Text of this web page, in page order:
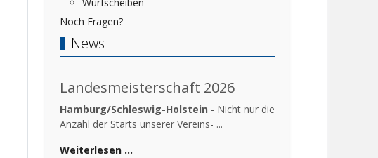
Noch Fragen?
News
Landesmeisterschaft 2026
Hamburg/Schleswig-Holstein - Nicht nur die
Anzahl der Starts unserer Vereins- ...
Weiterlesen …